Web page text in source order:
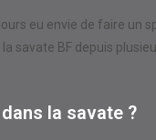
eu envie de faire un
savate BF depuis
la savate ?